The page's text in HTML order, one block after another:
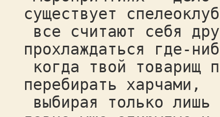
существует
все считают себя
прохлаждаться где-
когда твой товарищ
перебирать харчами,
выбирая только